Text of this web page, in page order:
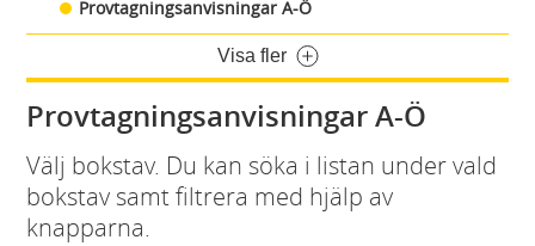
Provtagningsanvisningar A-Ö
Visa fler
Provtagningsanvisningar A-Ö
Välj bokstav. Du kan söka i listan under vald
bokstav samt filtrera med hjälp av
knapparna.